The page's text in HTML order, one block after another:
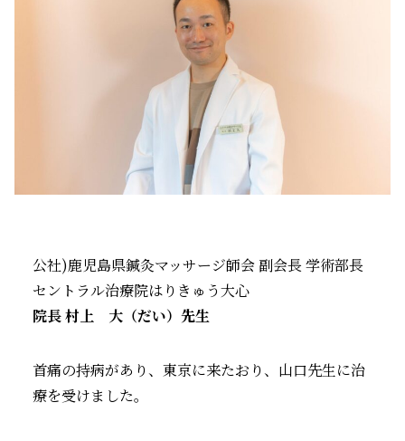
公社)鹿児島県鍼灸マッサージ師会 副会長 学術部長
セントラル治療院はりきゅう大心
院長 村上 大（だい）先生
首痛の持病があり、東京に来たおり、山口先生に治
療を受けました。